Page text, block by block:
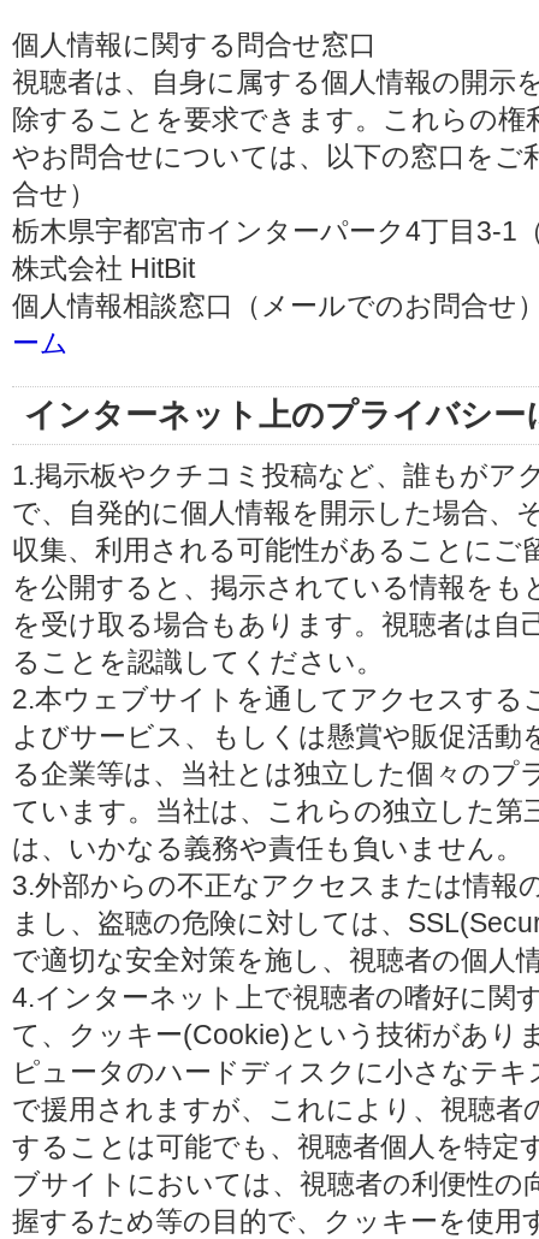
個人情報に関する問合せ窓口
視聴者は、自身に属する個人情報の開示
除することを要求できます。これらの権
やお問合せについては、以下の窓口をご
合せ）
栃木県宇都宮市インターパーク4丁目3-1
株式会社 HitBit
個人情報相談窓口（メールでのお問合せ
ーム
インターネット上のプライバシー
1.掲示板やクチコミ投稿など、誰もがア
で、自発的に個人情報を開示した場合、
収集、利用される可能性があることに
を公開すると、掲示されている情報を
を受け取る場合もあります。視聴者は自
ることを認識してください。
2.本ウェブサイトを通してアクセスする
よびサービス、もしくは懸賞や販促活動
る企業等は、当社とは独立した個々のプ
ています。当社は、これらの独立した第
は、いかなる義務や責任も負いません。
3.外部からの不正なアクセスまたは情報
まし、盗聴の危険に対しては、
で適切な安全対策を施し、視聴者の個人
4.インターネット上で視聴者の嗜好に関
て、クッキー(Cookie)という技術があり
ピュータのハードディスクに小さなテ
で援用されますが、これにより、視聴
することは可能でも、視聴者個人を特定
ブサイトにおいては、視聴者の利便性の
握するため等の目的で、クッキーを使用